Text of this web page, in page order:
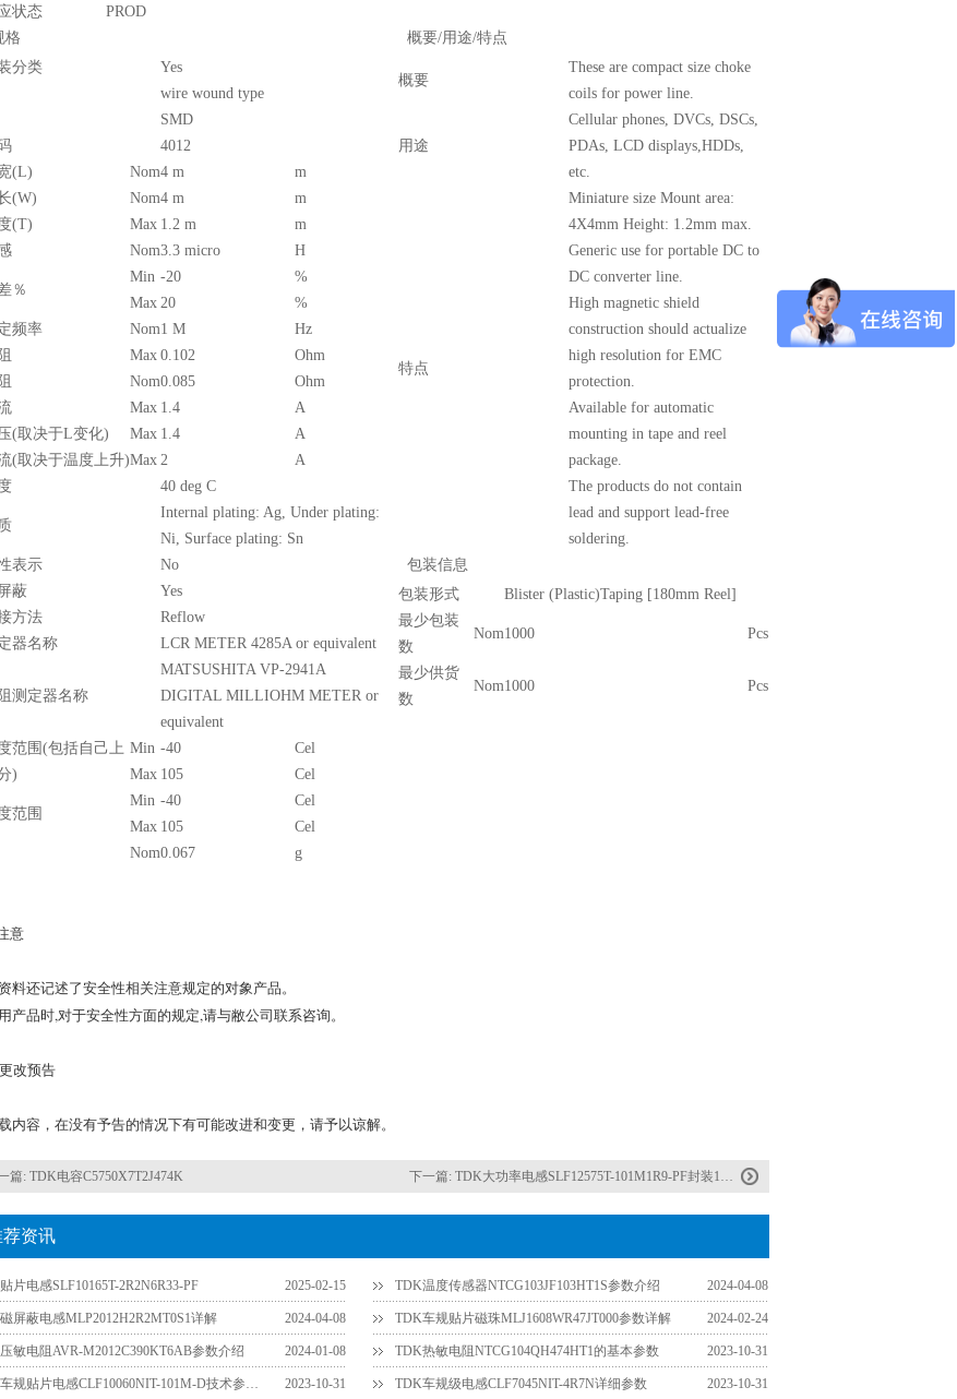
状态
PROD
格
分类
Yes
wire wound type
SMD
4012
(L)
Nom4 m
m
(W)
Nom4 m
m
(T)
Max 1.2 m
m
Nom3.3 micro H
％
Min -20
%
Max 20
%
频率
Nom1 M
Hz
Max 0.102
Ohm
Nom0.085
Ohm
Max 1.4
A
(取决于L变化)
Max 1.4
A
(取决于温度上升)Max 2
A
40 deg C
Internal plating: Ag, Under plating:
Ni, Surface plating: Sn
表示
No
蔽
Yes
方法
Reflow
器名称
LCR METER 4285A or equivalent
测定器名称
MATSUSHITA VP-2941A
DIGITAL MILLIOHM METER or
equivalent
范围(包括自己上
)
Min -40
Cel
Max 105 Cel
范围
Min -40
Cel
Max 105
Cel
Nom0.067 g
概要/用途/特点
概要
These are compact size choke
coils for power line.
用途
Cellular phones, DVCs, DSCs,
PDAs, LCD displays,HDDs,
etc.
特点
Miniature size Mount area:
4X4mm Height: 1.2mm max.
Generic use for portable DC to
DC converter line.
High magnetic shield
construction should actualize
high resolution for EMC
protection.
Available for automatic
mounting in tape and reel
package.
The products do not contain
lead and support lead-free
soldering.
包装信息
包装形式
Blister (Plastic)Taping [180mm Reel]
最少包装
数
Nom1000 Pcs
最少供货
数
Nom1000 Pcs
意
料还记述了安全性相关注意规定的对象产品。
产品时,对于安全性方面的规定,请与敝公司联系咨询。
改预告
内容，在没有予告的情况下有可能改进和变更，请予以谅解。
篇: TDK电容C5750X7T2J474K 下一篇: TDK大功率电感SLF12575T-101M1R9-PF封装100UH1.9A电流
荐资讯
片电感SLF10165T-2R2N6R33-PF 2025-02-15 TDK温度传感器NTCG103JF103HT1S参数介绍 2024-04-08
屏蔽电感MLP2012H2R2MT0S1详解 2024-04-08 TDK车规贴片磁珠MLJ1608WR47JT000参数详解 2024-02-24
敏电阻AVR-M2012C390KT6AB参数介绍 2024-01-08 TDK热敏电阻NTCG104QH474HT1的基本参数 2023-10-31
TDK车规贴片电感CLF10060NIT-101M-D技术参数详解 2023-10-31 TDK车规级电感CLF7045NIT-4R7N详细参数 2023-10-31